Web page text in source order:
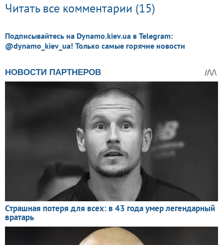
Читать все комментарии (15)
Подписывайтесь на Dynamo.kiev.ua в Telegram:
@dynamo_kiev_ua! Только самые горячие новости